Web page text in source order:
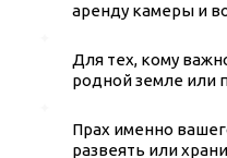
аренду камеры и
Для тех, кому
родной земле или
Прах именно
развеять или